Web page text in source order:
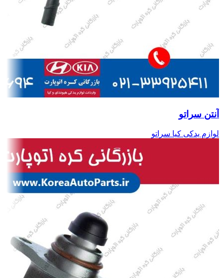
آنتن سراتو
لوازم یدکی کیا سراتو